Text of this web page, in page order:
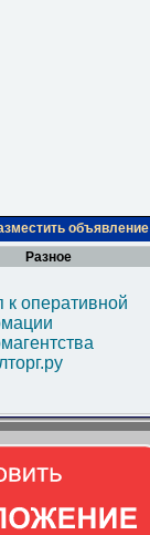
объявление
Разное
к оперативной